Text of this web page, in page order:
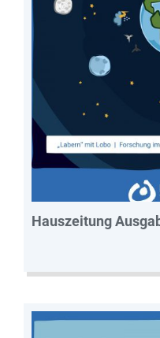
Hauszeitung